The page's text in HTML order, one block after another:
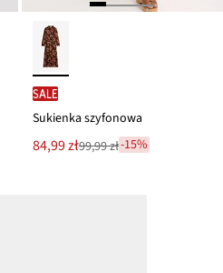
SALE
Sukienka szyfonowa
Nowa
cena
84,99 zł
Przeceniono
99,99 zł-15%